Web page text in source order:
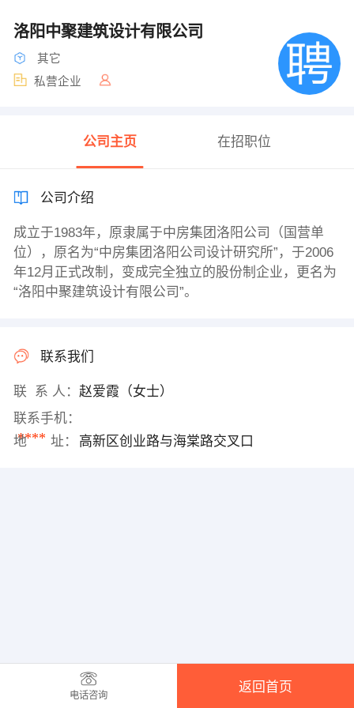
洛阳中聚建筑设计有限公司
其它
私营企业
公司主页 在招职位
公司介绍
成立于1983年，原隶属于中房集团洛阳公司（国营单
位），原名为“中房集团洛阳公司设计研究所”，于2006
年12月正式改制，变成完全独立的股份制企业，更名为
“洛阳中聚建筑设计有限公司”。
联系我们
联 系 人： 赵爱霞（女士）
联系手机：
****
地 址： 高新区创业路与海棠路交叉口
电话咨询
返回首页